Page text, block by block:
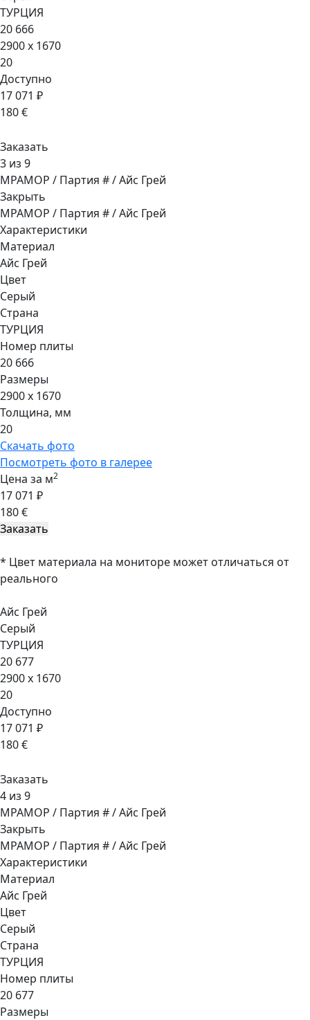
ТУРЦИЯ
20 666
2900 x 1670
20
Доступно
17 071 ₽
180 €
Заказать
3 из 9
МРАМОР / Партия # / Айс Грей
Закрыть
МРАМОР / Партия # / Айс Грей
Характеристики
Материал
Айс Грей
Цвет
Серый
Страна
ТУРЦИЯ
Номер плиты
20 666
Размеры
2900 x 1670
Толщина, мм
20
Скачать фото
Посмотреть фото в галерее
Цена за м2
17 071 ₽
180 €
* Цвет материала на мониторе может отличаться от
реального
Айс Грей
Серый
ТУРЦИЯ
20 677
2900 x 1670
20
Доступно
17 071 ₽
180 €
Заказать
4 из 9
МРАМОР / Партия # / Айс Грей
Закрыть
МРАМОР / Партия # / Айс Грей
Характеристики
Материал
Айс Грей
Цвет
Серый
Страна
ТУРЦИЯ
Номер плиты
20 677
Размеры